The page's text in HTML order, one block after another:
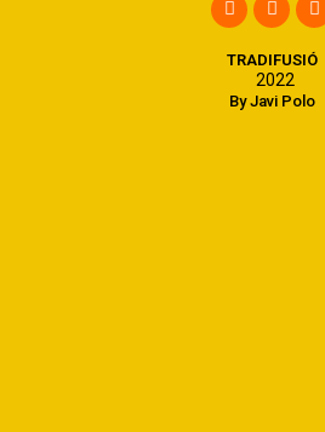
By Javi Polo
TRADIFUSIÓ
2022